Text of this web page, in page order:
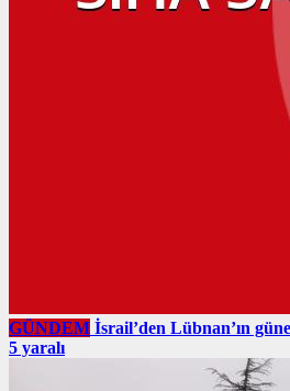
GÜNDEM İsrail’den Lübnan’ın
5 yaralı